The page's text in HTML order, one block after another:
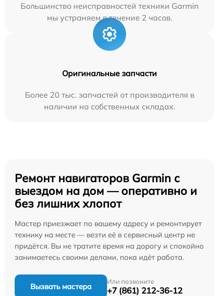
Большинство неисправностей техники Garmin
мы устраняем в течение 2 часов.
Оригинальные запчасти
Более 20 тыс. запчастей от производителя в
наличии на собственных складах.
Ремонт навигаторов Garmin с
выездом на дом — оперативно и
без лишних хлопот
Мастер приезжает по вашему адресу и ремонтирует
технику на месте — везти её в сервисный центр не
придётся. Вы не тратите время на дорогу и спокойно
занимаетесь своими делами, пока идёт работа.
Вызвать мастера
Или позвоните
+7 (861) 212-36-12